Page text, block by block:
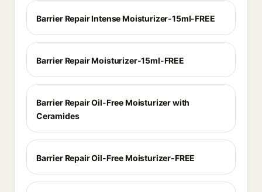
Barrier Repair Intense Moisturizer-15ml-FREE
Barrier Repair Moisturizer-15ml-FREE
Barrier Repair Oil-Free Moisturizer with
Ceramides
Barrier Repair Oil-Free Moisturizer-FREE